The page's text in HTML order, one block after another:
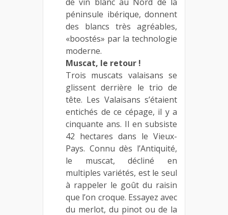
péninsule ibérique, donnent
des blancs très agréables,
«boostés» par la technologie
moderne.
Muscat, le retour !
Trois muscats valaisans se
glissent derrière le trio de
tête. Les Valaisans s’étaient
entichés de ce cépage, il y a
cinquante ans. Il en subsiste
42 hectares dans le Vieux-
Pays. Connu dès l’Antiquité,
le muscat, décliné en
multiples variétés, est le seul
à rappeler le goût du raisin
que l’on croque. Essayez avec
du merlot, du pinot ou de la